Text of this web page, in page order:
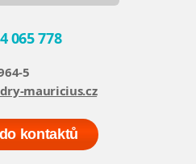
065 778
5
mauricius.cz
kontaktů